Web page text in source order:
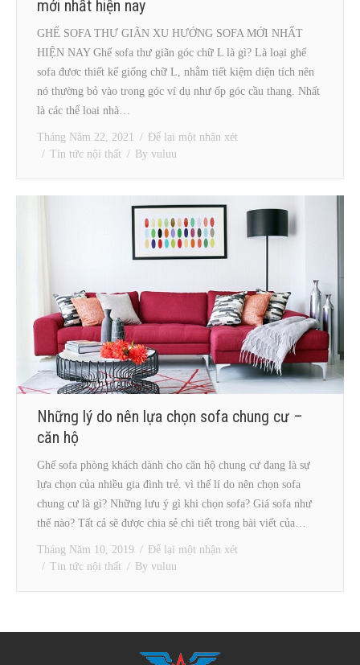
mới nhất hiện nay
GHẾ SOFA THƯ GIÃN XU HƯỚNG SOFA MỚI NHẤT
HIỆN NAY Ghế sofa thư giãn góc chữ L là gì? Là loại ghế
sofa đươc thiết kế giống chữ L, nhằm tiết kiệm diện tích nên
nó thường bỏ vào trong góc ví dụ như ốp góc cầu thang. Nhất
là các thể loai nhà…
Tháng Năm 22, 2021
Để lại một nhận xét
Tin tức nội thất
By vuluu
Những lý do nên lựa chọn sofa chung cư –
căn hộ
Ghế sofa phòng khách dành cho căn hộ chung cư đang là sự
lựa chọn của nhiều gia đình trẻ. vì thế lí do nên chọn sofa
chung cư là gì? Những lưu ý gì khi chọn sofa? Giá sofa như
thế nào? Tất cả sẽ được chia sẻ chi tiết trong bài viết của…
Tháng Năm 10, 2019
Để lại một nhận xét
Tin tức nội thất
By vuluu